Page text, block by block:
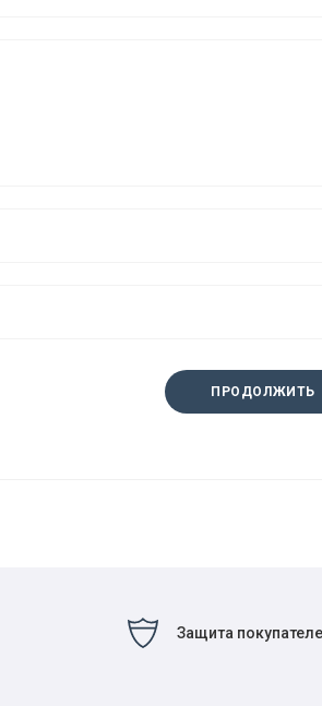
ПРОДОЛЖИТЬ
Защита